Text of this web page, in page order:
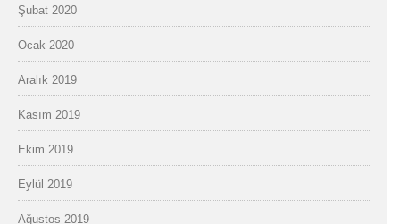
Şubat 2020
Ocak 2020
Aralık 2019
Kasım 2019
Ekim 2019
Eylül 2019
Ağustos 2019